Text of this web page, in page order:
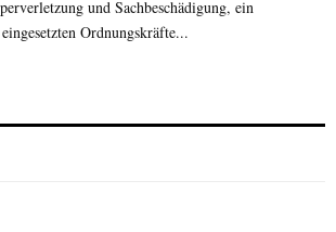
und Sachbeschädigung, ein
Ordnungskräfte...